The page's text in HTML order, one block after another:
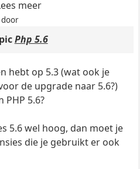
meer
door
Php 5.6
hebt op 5.3 (wat ook je
de upgrade naar 5.6?)
5.6?
5.6 wel hoog, dan moet je
die je gebruikt er ook